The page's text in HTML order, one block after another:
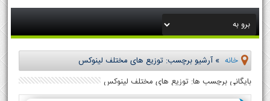
خانه »آرشیو برچسب: توزیع های مختلف لینوکس
بایگانی برچسب ها: توزیع های مختلف لینوکس